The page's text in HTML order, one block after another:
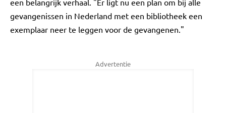
een belangrijk verhaal. "Er ligt nu een plan om bij alle
gevangenissen in Nederland met een bibliotheek een
exemplaar neer te leggen voor de gevangenen."
Advertentie